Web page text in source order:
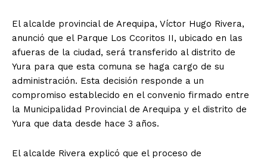
El alcalde provincial de Arequipa, Víctor Hugo Rivera,
anunció que el Parque Los Ccoritos II, ubicado en las
afueras de la ciudad, será transferido al distrito de
Yura para que esta comuna se haga cargo de su
administración. Esta decisión responde a un
compromiso establecido en el convenio firmado entre
la Municipalidad Provincial de Arequipa y el distrito de
Yura que data desde hace 3 años.
El alcalde Rivera explicó que el proceso de